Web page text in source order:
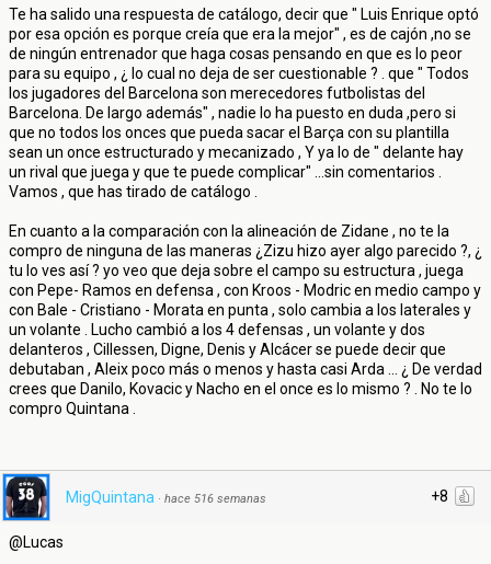
Te ha salido una respuesta de catálogo, decir que " Luis Enrique optó
por esa opción es porque creía que era la mejor" , es de cajón ,no se
de ningún entrenador que haga cosas pensando en que es lo peor
para su equipo , ¿ lo cual no deja de ser cuestionable ? . que " Todos
los jugadores del Barcelona son merecedores futbolistas del
Barcelona. De largo además" , nadie lo ha puesto en duda ,pero si
que no todos los onces que pueda sacar el Barça con su plantilla
sean un once estructurado y mecanizado , Y ya lo de " delante hay
un rival que juega y que te puede complicar" ...sin comentarios .
Vamos , que has tirado de catálogo .
En cuanto a la comparación con la alineación de Zidane , no te la
compro de ninguna de las maneras ¿Zizu hizo ayer algo parecido ?, ¿
tu lo ves así ? yo veo que deja sobre el campo su estructura , juega
con Pepe- Ramos en defensa , con Kroos - Modric en medio campo y
con Bale - Cristiano - Morata en punta , solo cambia a los laterales y
un volante . Lucho cambió a los 4 defensas , un volante y dos
delanteros , Cillessen, Digne, Denis y Alcácer se puede decir que
debutaban , Aleix poco más o menos y hasta casi Arda ... ¿ De verdad
crees que Danilo, Kovacic y Nacho en el once es lo mismo ? . No te lo
compro Quintana .
+8
MigQuintana · hace 516 semanas
@Lucas